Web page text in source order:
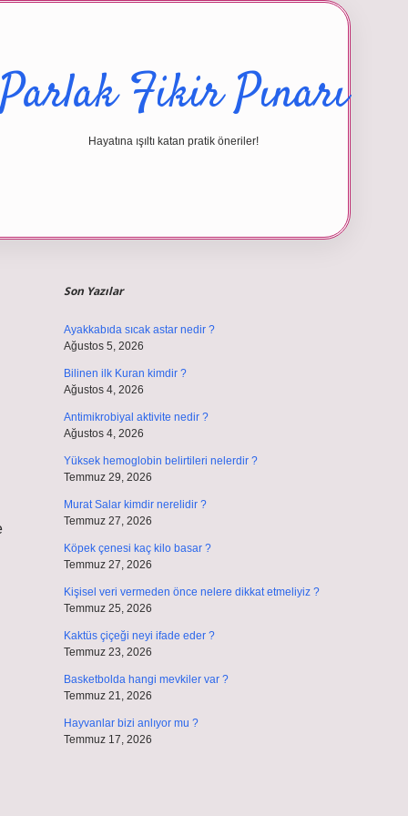
Parlak Fikir Pınarı
Hayatına ışıltı katan pratik öneriler!
Son Yazılar
Ayakkabıda sıcak astar nedir ?
Ağustos 5, 2026
Bilinen ilk Kuran kimdir ?
Ağustos 4, 2026
Antimikrobiyal aktivite nedir ?
Ağustos 4, 2026
Yüksek hemoglobin belirtileri nelerdir ?
Temmuz 29, 2026
Murat Salar kimdir nerelidir ?
Temmuz 27, 2026
Köpek çenesi kaç kilo basar ?
Temmuz 27, 2026
Kişisel veri vermeden önce nelere dikkat etmeliyiz ?
Temmuz 25, 2026
Kaktüs çiçeği neyi ifade eder ?
Temmuz 23, 2026
Basketbolda hangi mevkiler var ?
Temmuz 21, 2026
Hayvanlar bizi anlıyor mu ?
Temmuz 17, 2026